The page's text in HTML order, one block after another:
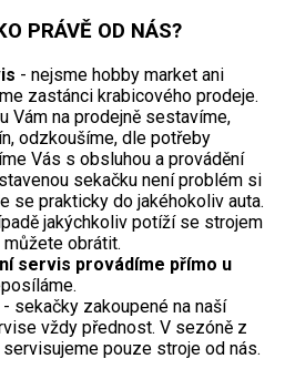
PRÁVĚ OD NÁS?
- nejsme hobby market ani
zastánci krabicového prodeje.
Vám na prodejně sestavíme,
odzkoušíme, dle potřeby
Vás s obsluhou a provádění
sekačku není problém si
se prakticky do jakéhokoliv auta.
jakýchkoliv potíží se strojem
obrátit.
servis provádíme přímo u
- sekačky zakoupené na naší
vždy přednost. V sezóně z
pouze stroje od nás.